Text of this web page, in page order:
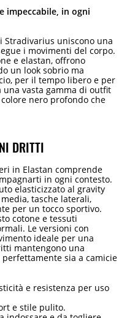
impeccabile, in ogni
Stradivarius uniscono una
i movimenti del corpo.
e elastan, offrono
un look sobrio ma
per il tempo libero e per
una vasta gamma di outfit
nero profondo che
DRITTI
in Elastan comprende
in ogni contesto.
elasticizzato al gravity
tasche laterali,
per un tocco sportivo.
cotone e tessuti
Le versioni con
ideale per una
mantengono una
sia a camicie
e resistenza per uso
e stile pulito.